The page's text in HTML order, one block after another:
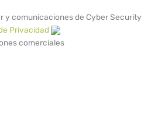
y comunicaciones de Cyber Security
Privacidad
comerciales